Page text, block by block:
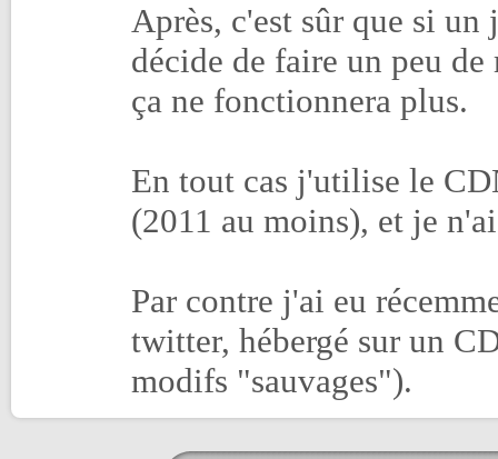
Après, c'est sûr que si un
décide de faire un peu
ça ne fonctionnera plus.
En tout cas j'utilise le
(2011 au moins), et je
Par contre j'ai eu
twitter, hébergé sur un
modifs "sauvages").